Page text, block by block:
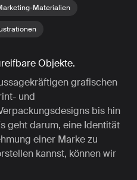
Materialien
Objekte.
grafischen
und
bis hin
geht darum, eine Identität
einer Marke zu
kannst, können wir